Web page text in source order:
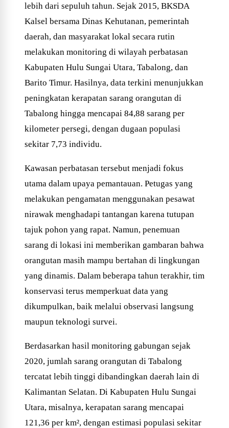
lebih dari sepuluh tahun. Sejak 2015, BKSDA
Kalsel bersama Dinas Kehutanan, pemerintah
daerah, dan masyarakat lokal secara rutin
melakukan monitoring di wilayah perbatasan
Kabupaten Hulu Sungai Utara, Tabalong, dan
Barito Timur. Hasilnya, data terkini menunjukkan
peningkatan kerapatan sarang orangutan di
Tabalong hingga mencapai 84,88 sarang per
kilometer persegi, dengan dugaan populasi
sekitar 7,73 individu.
Kawasan perbatasan tersebut menjadi fokus
utama dalam upaya pemantauan. Petugas yang
melakukan pengamatan menggunakan pesawat
nirawak menghadapi tantangan karena tutupan
tajuk pohon yang rapat. Namun, penemuan
sarang di lokasi ini memberikan gambaran bahwa
orangutan masih mampu bertahan di lingkungan
yang dinamis. Dalam beberapa tahun terakhir, tim
konservasi terus memperkuat data yang
dikumpulkan, baik melalui observasi langsung
maupun teknologi survei.
Berdasarkan hasil monitoring gabungan sejak
2020, jumlah sarang orangutan di Tabalong
tercatat lebih tinggi dibandingkan daerah lain di
Kalimantan Selatan. Di Kabupaten Hulu Sungai
Utara, misalnya, kerapatan sarang mencapai
121,36 per km², dengan estimasi populasi sekitar